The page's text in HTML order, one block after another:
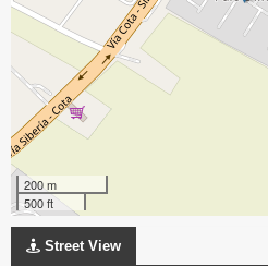
200 m
500 ft
Street View